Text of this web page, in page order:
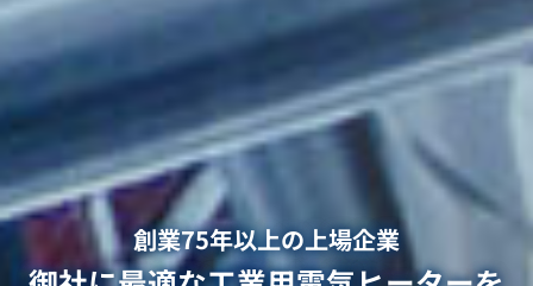
創業75年以上の上場企業